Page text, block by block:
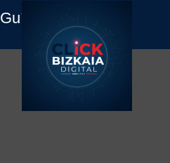
Guía Empresas